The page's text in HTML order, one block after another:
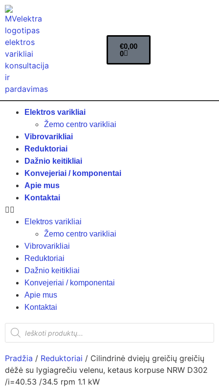
€0,00
0
Elektros varikliai
Žemo centro varikliai
Vibrovarikliai
Reduktoriai
Dažnio keitikliai
Konvejeriai / komponentai
Apie mus
Kontaktai
Elektros varikliai
Žemo centro varikliai
Vibrovarikliai
Reduktoriai
Dažnio keitikliai
Konvejeriai / komponentai
Apie mus
Kontaktai
Pradžia / Reduktoriai / Cilindrinė dviejų greičių greičių
dėžė su lygiagrečiu velenu, ketaus korpuse NRW D302
/i=40.53 /34.5 rpm 1.1 kW